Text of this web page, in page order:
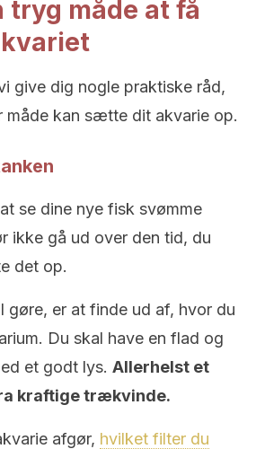
tryg måde at få
give dig nogle praktiske råd,
måde kan sætte dit akvarie op.
se dine nye fisk svømme
ikke gå ud over den tid, du
det op.
gøre, er at finde ud af, hvor du
Du skal have en flad og
et godt lys. Allerhelst et
kraftige trækvinde.
afgør, hvilket filter du